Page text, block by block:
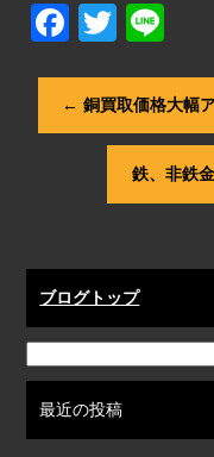
Fa
bo
ok
T
tte
r
← 銅買取価格大幅
鉄、非鉄
ブログトップ
最近の投稿